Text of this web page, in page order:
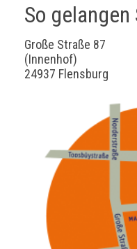
So
Große Straße 87
(Innenhof)
24937 Flensburg